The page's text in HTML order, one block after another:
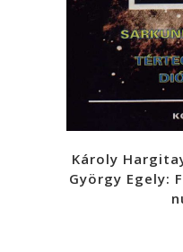
Károly
György Egely: